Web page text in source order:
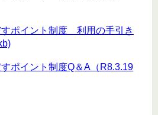
ポイント制度 利用の手引き
ポイント制度Q＆A（R8.3.19